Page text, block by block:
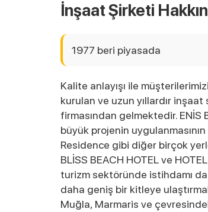
İnşaat Şirketi
1977 beri piyasada
Kalite anlayışı ile
kurulan ve uzun yıllardır
firmasından gelmektedir. ENİS
büyük projenin uygulanmasının
Residence gibi diğer birçok
BLİSS BEACH HOTEL ve
turizm sektöründe istihdamı
daha geniş bir kitleye
Muğla, Marmaris ve